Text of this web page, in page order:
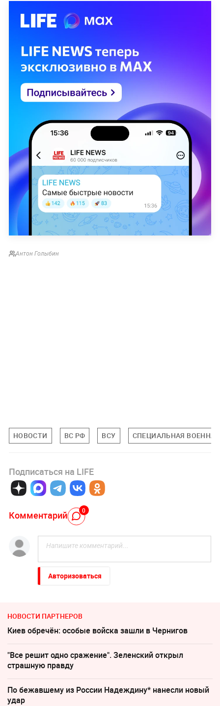
Антон Голыбин
НОВОСТИ ВС РФ ВСУ СПЕЦИАЛЬНАЯ
Подписаться на LIFE
Комментарий 0
Авторизоваться
НОВОСТИ ПАРТНЕРОВ
Киев обречён: особые войска зашли в Чернигов
"Все решит одно сражение". Зеленский открыл
страшную правду
По бежавшему из России Надеждину* нанесли новый
удар